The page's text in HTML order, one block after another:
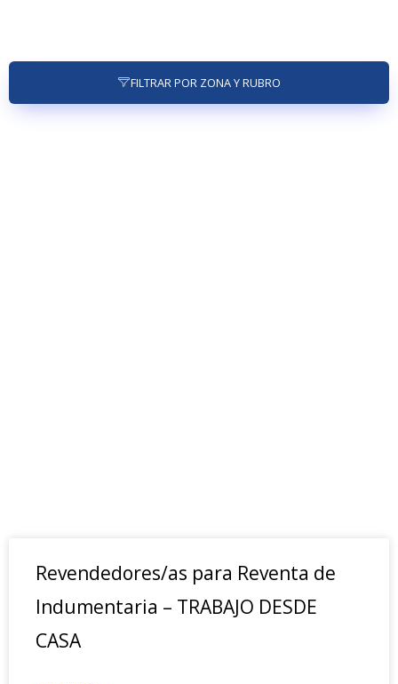
FILTRAR POR ZONA Y RUBRO
Revendedores/as para Reventa de
Indumentaria – TRABAJO DESDE
CASA